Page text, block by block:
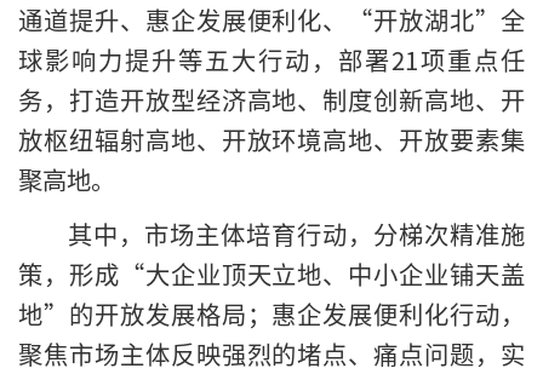
通道提升、惠企发展便利化、“开放湖北”全
球影响力提升等五大行动，部署21项重点任
务，打造开放型经济高地、制度创新高地、开
放枢纽辐射高地、开放环境高地、开放要素集
聚高地。
其中，市场主体培育行动，分梯次精准施
策，形成“大企业顶天立地、中小企业铺天盖
地”的开放发展格局；惠企发展便利化行动，
聚焦市场主体反映强烈的堵点、痛点问题，实